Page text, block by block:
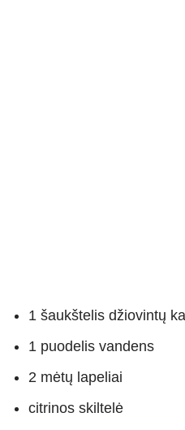
1 šaukštelis džiovintų
1 puodelis vandens
2 mėtų lapeliai
citrinos skiltelė